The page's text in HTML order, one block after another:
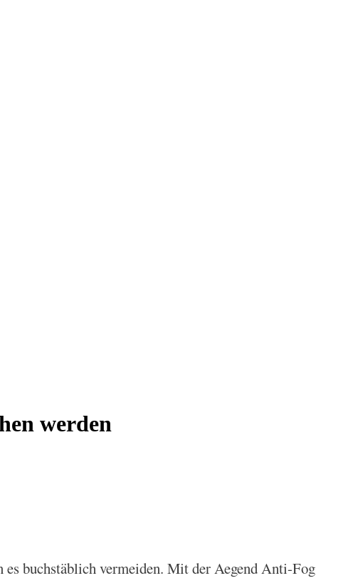
werden
buchstäblich vermeiden. Mit der Aegend Anti-Fog